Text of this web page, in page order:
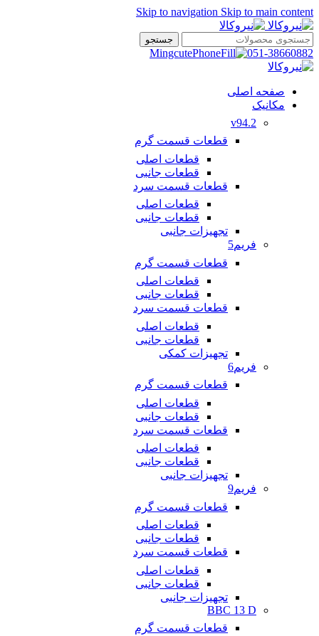
Skip to navigation Skip to main content
جستجو
051-38660882
صفحه اصلی
مکانیک
v94.2
قطعات قسمت گرم
قطعات اصلی
قطعات جانبی
قطعات قسمت سرد
قطعات اصلی
قطعات جانبی
تجهیزات جانبی
فریم5
قطعات قسمت گرم
قطعات اصلی
قطعات جانبی
قطعات قسمت سرد
قطعات اصلی
قطعات جانبی
تجهیزات کمکی
فریم6
قطعات قسمت گرم
قطعات اصلی
قطعات جانبی
قطعات قسمت سرد
قطعات اصلی
قطعات جانبی
تجهیزات جانبی
فریم9
قطعات قسمت گرم
قطعات اصلی
قطعات جانبی
قطعات قسمت سرد
قطعات اصلی
قطعات جانبی
تجهیزات جانبی
BBC 13 D
قطعات قسمت گرم